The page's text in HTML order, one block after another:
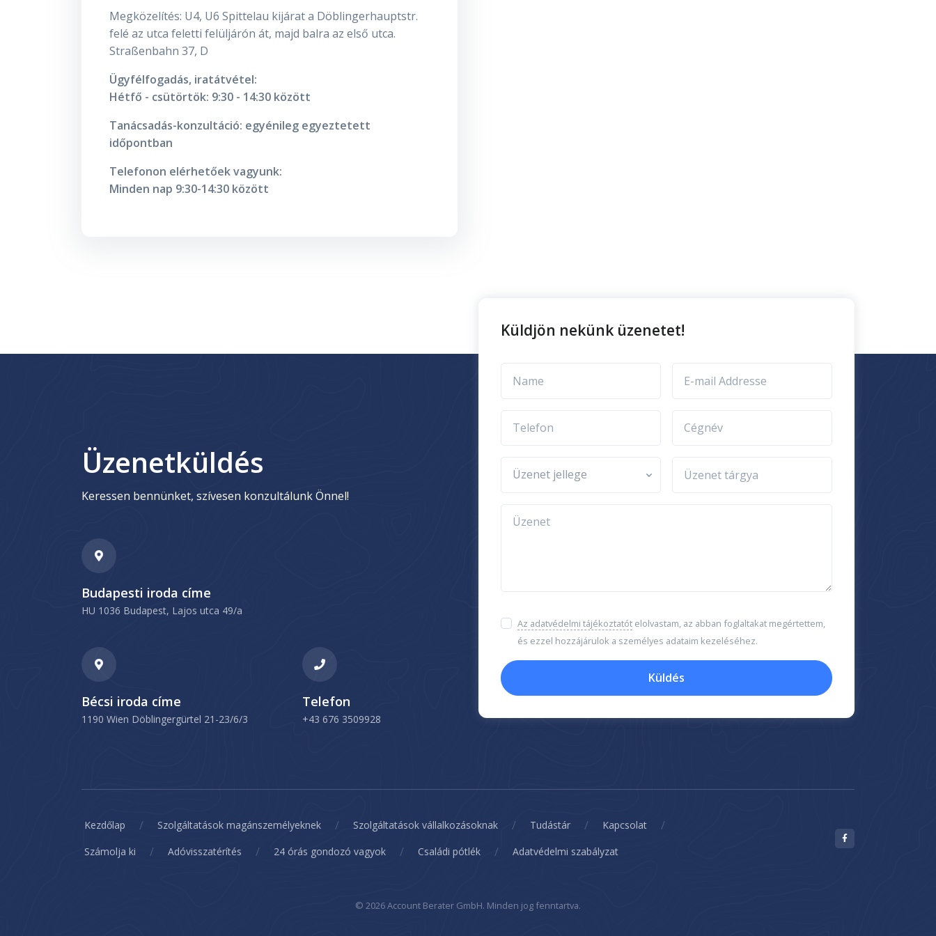
Megközelítés: U4, U6 Spittelau kijárat a Döblingerhauptstr.
felé az utca feletti felüljárón át, majd balra az első utca.
Straßenbahn 37, D
Ügyfélfogadás, iratátvétel:
Hétfő - csütörtök: 9:30 - 14:30 között
Tanácsadás-konzultáció: egyénileg egyeztetett
időpontban
Telefonon elérhetőek vagyunk:
Minden nap 9:30-14:30 között
Üzenetküldés
Keressen bennünket, szívesen konzultálunk Önnel!
Budapesti iroda címe
HU 1036 Budapest, Lajos utca 49/a
Bécsi iroda címe
1190 Wien Döblingergürtel 21-23/6/3
Telefon
+43 676 3509928
Küldjön nekünk üzenetet!
Üzenet jellege
Üzenet
Az adatvédelmi tájékoztatót elolvastam, az abban foglaltakat megértettem,
és ezzel hozzájárulok a személyes adataim kezeléséhez.
Küldés
Kezdőlap / Szolgáltatások magánszemélyeknek / Szolgáltatások vállalkozásoknak / Tudástár / Kapcsolat /
Számolja ki / Adóvisszatérítés / 24 órás gondozó vagyok / Családi pótlék / Adatvédelmi szabályzat
© 2026 Account Berater GmbH. Minden jog fenntartva.